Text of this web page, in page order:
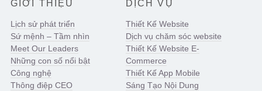
GIỚI THIỆU
Lịch sử phát triển
Sứ mệnh – Tầm nhìn
Meet Our Leaders
Những con số nổi bật
Công nghệ
Thông điệp CEO
DỊCH VỤ
Thiết Kế Website
Dịch vụ chăm sóc website
Thiết Kế Website E-
Commerce
Thiết Kế App Mobile
Sáng Tạo Nội Dung